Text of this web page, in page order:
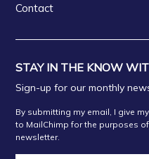
Contact
STAY IN THE KNOW
Sign-up for our monthly
By submitting my email, I give
to MailChimp for the purposes
newsletter.